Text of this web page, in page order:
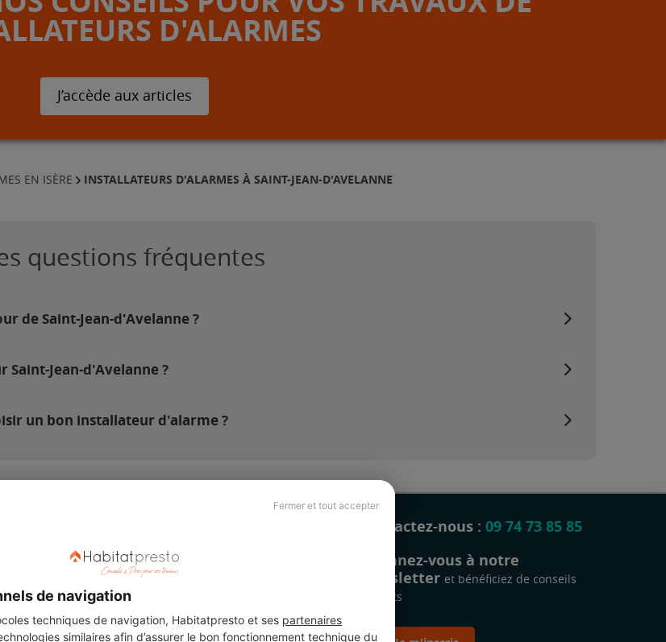
Fermer et tout accepter
de navigation
techniques de navigation, Habitatpresto et ses partenaires
similaires afin d’assurer le bon fonctionnement technique du
D'ALARMES
J’accède aux articles
EN ISÈRE INSTALLATEURS D'ALARMES À SAINT-JEAN-D'AVELANNE
questions fréquentes
de Saint-Jean-d'Avelanne ?
Saint-Jean-d'Avelanne ?
un bon installateur d'alarme ?
Revue de presse
Légal
Contactez-nous : 09 74 73 85 85
Abonnez-vous à notre
newsletter et bénéficiez de conseils
gratuits